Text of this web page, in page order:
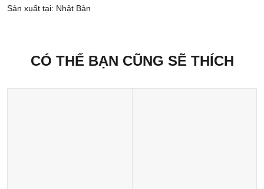
Sản xuất tại: Nhật Bản
CÓ THỂ BẠN CŨNG SẼ THÍCH